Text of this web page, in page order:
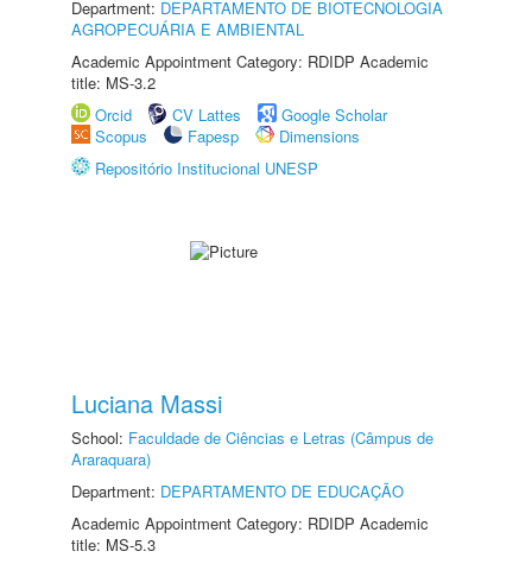
Department: DEPARTAMENTO DE BIOTECNOLOGIA
AGROPECUÁRIA E AMBIENTAL
Academic Appointment Category: RDIDP Academic
title: MS-3.2
Orcid
CV Lattes
Google Scholar
Scopus
Fapesp
Dimensions
Repositório Institucional UNESP
Luciana Massi
School: Faculdade de Ciências e Letras (Câmpus de
Araraquara)
Department: DEPARTAMENTO DE EDUCAÇÃO
Academic Appointment Category: RDIDP Academic
title: MS-5.3